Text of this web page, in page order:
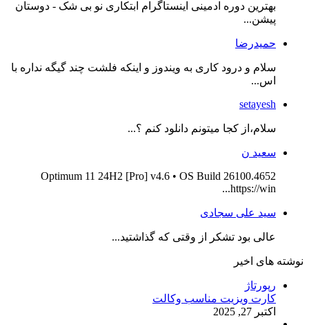
بهترین دوره ادمینی اینستاگرام ابتکاری نو بی شک - دوستان
پیشن...
حمیدرضا
سلام و درود کاری به ویندوز و اینکه فلشت چند گیگه نداره با
اس...
setayesh
سلام،از کجا میتونم دانلود کنم ؟...
سعید ن
Optimum 11 24H2 [Pro] v4.6 • OS Build 26100.4652
https://win...
سید علی سجادی
عالی بود تشکر از وقتی که گذاشتید...
نوشته های اخیر
رپورتاژ
کارت ویزیت مناسب وکالت
اکتبر 27, 2025